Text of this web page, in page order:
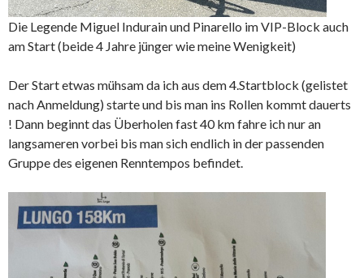
Die Legende Miguel Indurain und Pinarello im VIP-Block auch
am Start (beide 4 Jahre jünger wie meine Wenigkeit)
Der Start etwas mühsam da ich aus dem 4.Startblock (gelistet
nach Anmeldung) starte und bis man ins Rollen kommt dauerts
! Dann beginnt das Überholen fast 40 km fahre ich nur an
langsameren vorbei bis man sich endlich in der passenden
Gruppe des eigenen Renntempos befindet.